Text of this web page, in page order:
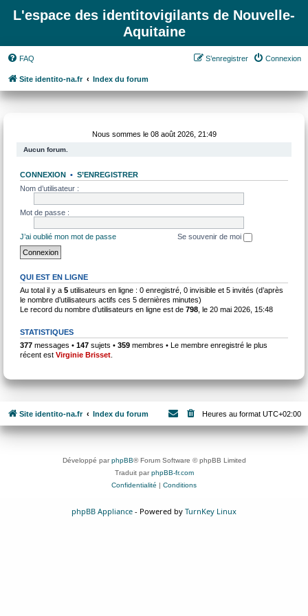
L'espace des identitovigilants de Nouvelle-
Aquitaine
FAQ Connexion
S’enregistrer
Site identito-na.fr Index du forum
Nous sommes le 08 août 2026, 21:49
Aucun forum.
CONNEXION • S’ENREGISTRER
Nom d’utilisateur :
Mot de passe :
J’ai oublié mon mot de passe Se souvenir de moi
QUI EST EN LIGNE
Au total il y a 5 utilisateurs en ligne : 0 enregistré, 0 invisible et 5 invités (d’après
le nombre d’utilisateurs actifs ces 5 dernières minutes)
Le record du nombre d’utilisateurs en ligne est de 798 , le 20 mai 2026, 15:48
STATISTIQUES
377 messages • 147 sujets • 359 membres • Le membre enregistré le plus
récent est Virginie Brisset
Site identito-na.fr Index du forum Heures au format UTC+02:00
Développé parphpBB® Forum Software © phpBB Limited
Traduit parphpBB-fr.com
Confidentialité | Conditions
phpBB Appliance - Powered by TurnKey Linux